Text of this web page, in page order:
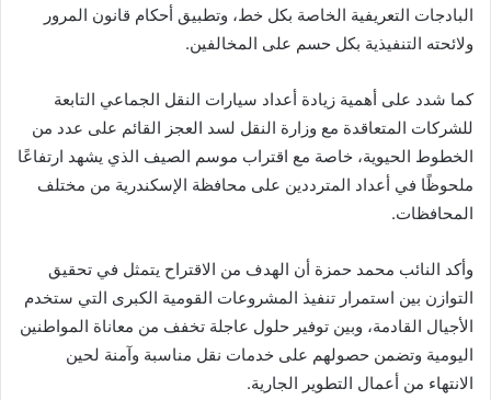
البادجات التعريفية الخاصة بكل خط، وتطبيق أحكام قانون المرور
ولائحته التنفيذية بكل حسم على المخالفين.
كما شدد على أهمية زيادة أعداد سيارات النقل الجماعي التابعة
للشركات المتعاقدة مع وزارة النقل لسد العجز القائم على عدد من
الخطوط الحيوية، خاصة مع اقتراب موسم الصيف الذي يشهد ارتفاعًا
ملحوظًا في أعداد المترددين على محافظة الإسكندرية من مختلف
المحافظات.
وأكد النائب محمد حمزة أن الهدف من الاقتراح يتمثل في تحقيق
التوازن بين استمرار تنفيذ المشروعات القومية الكبرى التي ستخدم
الأجيال القادمة، وبين توفير حلول عاجلة تخفف من معاناة المواطنين
اليومية وتضمن حصولهم على خدمات نقل مناسبة وآمنة لحين
الانتهاء من أعمال التطوير الجارية.